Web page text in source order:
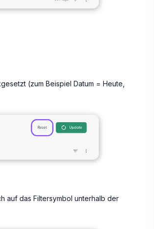
(zum Beispiel Datum = Heute,
auf das Filtersymbol unterhalb der